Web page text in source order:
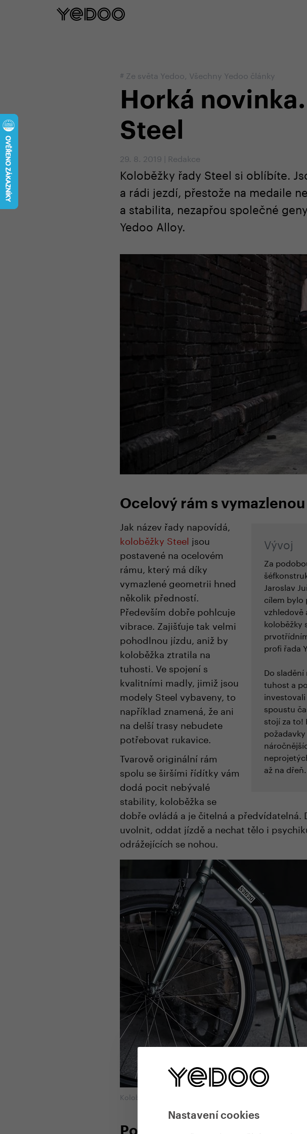
Nastavení cookies
# Ze světa Yedoo, Všechny Yedoo články
Horká
Steel
29. 8. 2019 Redakce
Koloběžky řady Steel si oblíbíte.
a rádi jezdí, přestože na medaile
a stabilita, nezapřou společné
Yedoo Alloy.
Ocelový rám s
Vývoj
Za
Jaroslav
cílem bylo
vzhledově
koloběžky
profi řada
Do
tuhost a
spoustu
stojí za to!
až na dřeň.
Jak název řady napovídá,
koloběžky Steel jsou
postavené na ocelovém
rámu, který má díky
vymazlené geometrii hned
několik předností.
Především dobře pohlcuje
vibrace. Zajišťuje tak velmi
pohodlnou jízdu, aniž by
koloběžka ztratila na
tuhosti. Ve spojení s
kvalitními madly, jimiž jsou
modely Steel vybaveny, to
například znamená, že ani
na delší trasy nebudete
potřebovat rukavice.
Tvarově originální rám
spolu se širšími řídítky vám
dodá pocit nebývalé
stability, koloběžka se
dobře ovládá a je čitelná a předvídatelná.
uvolnit, oddat jízdě a nechat tělo i
odrážejících se nohou.
Koloběžka Yedoo S2620
Pohodlné, stabilní i mrštné